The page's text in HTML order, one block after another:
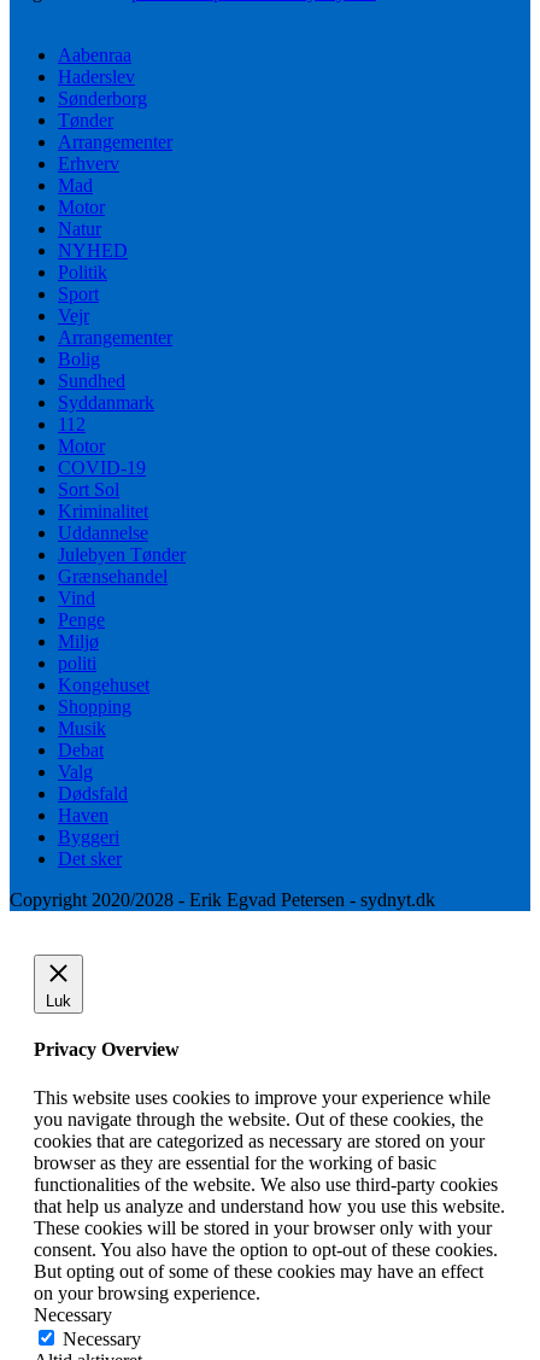
Aabenraa
Haderslev
Sønderborg
Tønder
Arrangementer
Erhverv
Mad
Motor
Natur
NYHED
Politik
Sport
Vejr
Arrangementer
Bolig
Sundhed
Syddanmark
112
Motor
COVID-19
Sort Sol
Kriminalitet
Uddannelse
Julebyen Tønder
Grænsehandel
Vind
Penge
Miljø
politi
Kongehuset
Shopping
Musik
Debat
Valg
Dødsfald
Haven
Byggeri
Det sker
Copyright 2020/2028 - Erik Egvad Petersen - sydnyt.dk
Luk
Privacy Overview
This website uses cookies to improve your experience while
you navigate through the website. Out of these cookies, the
cookies that are categorized as necessary are stored on your
browser as they are essential for the working of basic
functionalities of the website. We also use third-party cookies
that help us analyze and understand how you use this website.
These cookies will be stored in your browser only with your
consent. You also have the option to opt-out of these cookies.
But opting out of some of these cookies may have an effect
on your browsing experience.
Necessary
Necessary